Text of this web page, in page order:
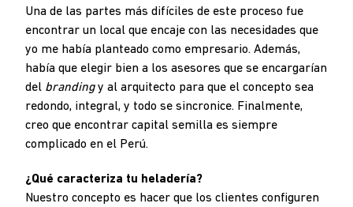
Una de las partes más difíciles de este proceso fue
encontrar un local que encaje con las necesidades que
yo me había planteado como empresario. Además,
había que elegir bien a los asesores que se encargarían
del brandingy al arquitecto para que el concepto sea
redondo, integral, y todo se sincronice. Finalmente,
creo que encontrar capital semilla es siempre
complicado en el Perú.
¿Qué caracteriza tu heladería?
Nuestro concepto es hacer que los clientes configuren